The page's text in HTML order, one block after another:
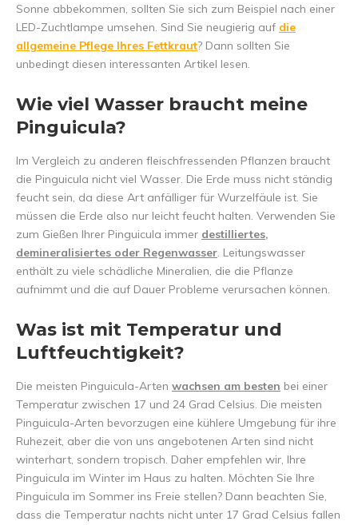
Sonne abbekommen, sollten Sie sich zum Beispiel nach einer
LED-Zuchtlampe umsehen. Sind Sie neugierig auf die
allgemeine Pflege Ihres Fettkraut? Dann sollten Sie
unbedingt diesen interessanten Artikel lesen.
Wie viel Wasser braucht meine
Pinguicula?
Im Vergleich zu anderen fleischfressenden Pflanzen braucht
die Pinguicula nicht viel Wasser. Die Erde muss nicht ständig
feucht sein, da diese Art anfälliger für Wurzelfäule ist. Sie
müssen die Erde also nur leicht feucht halten. Verwenden Sie
zum Gießen Ihrer Pinguicula immer destilliertes,
demineralisiertes oder Regenwasser. Leitungswasser
enthält zu viele schädliche Mineralien, die die Pflanze
aufnimmt und die auf Dauer Probleme verursachen können.
Was ist mit Temperatur und
Luftfeuchtigkeit?
Die meisten Pinguicula-Arten wachsen am besten bei einer
Temperatur zwischen 17 und 24 Grad Celsius. Die meisten
Pinguicula-Arten bevorzugen eine kühlere Umgebung für ihre
Ruhezeit, aber die von uns angebotenen Arten sind nicht
winterhart, sondern tropisch. Daher empfehlen wir, Ihre
Pinguicula im Winter im Haus zu halten. Möchten Sie Ihre
Pinguicula im Sommer ins Freie stellen? Dann beachten Sie,
dass die Temperatur nachts nicht unter 17 Grad Celsius fallen